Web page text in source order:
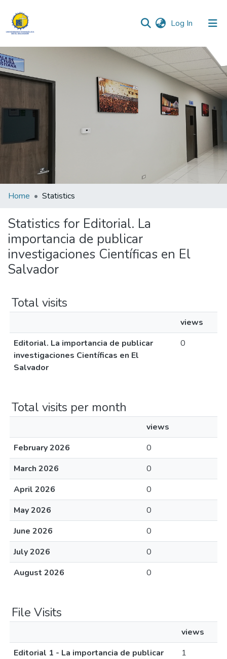
Log In (current)
Communities & Collections
All of DSpace
Home Statistics
Statistics for Editorial. La
importancia de publicar
investigaciones Científicas en El
Salvador
Total visits
views
Editorial. La importancia de publicar
investigaciones Científicas en El
Salvador
0
Total visits per month
views
February 2026
0
March 2026
0
April 2026
0
May 2026
0
June 2026
0
July 2026
0
August 2026
0
File Visits
views
Editorial 1 - La importancia de publicar
1